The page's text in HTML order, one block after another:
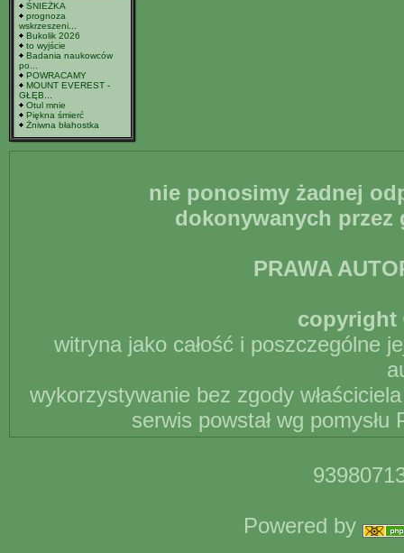
ŚNIEŻKA
prognoza
wskrzeszeni...
Bukolik 2026
to wyjście
Badania naukowców
po...
POWRACAMY
MOUNT EVEREST -
GŁĘB...
Otul mnie
Piękna śmierć
Żniwna błahostka
nie ponosimy żadnej
dokonywanych
PRAWA
copyright
witryna jako całość i poszczególne
wykorzystywanie bez zgody
serwis powstał wg
Powered by